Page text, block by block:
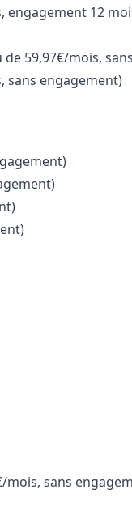
engagement 12
59,97€/mois, s
sans engagement)
mois, sans